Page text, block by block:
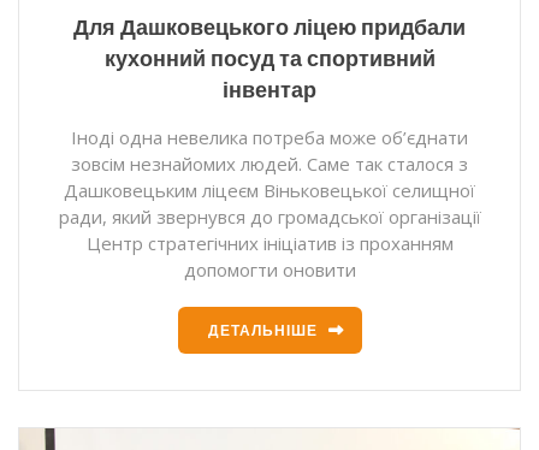
Для Дашковецького ліцею придбали
кухонний посуд та спортивний
інвентар
Іноді одна невелика потреба може об’єднати
зовсім незнайомих людей. Саме так сталося з
Дашковецьким ліцеєм Віньковецької селищної
ради, який звернувся до громадської організації
Центр стратегічних ініціатив із проханням
допомогти оновити
ДЕТАЛЬНІШЕ